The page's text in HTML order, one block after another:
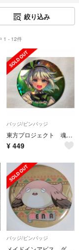
絞り込み
1 - 12件
バッジ/ピンバッジ
東方プロジェクト 魂魄妖夢 BIGホログラム缶バッジ ダイソー
¥ 449
バッジ/ピンバッジ